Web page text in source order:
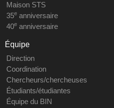
Maison STS
35eanniversaire
40eanniversaire
Équipe
Direction
Coordination
Chercheurs/chercheuses
Étudiants/étudiantes
Équipe du BIN